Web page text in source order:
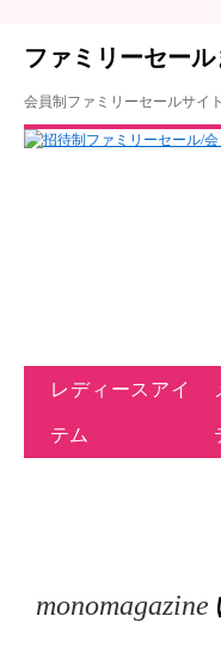
ファミリーセー
会員制ファミリーセールサイ
レディースアイ
テム
monomagazine